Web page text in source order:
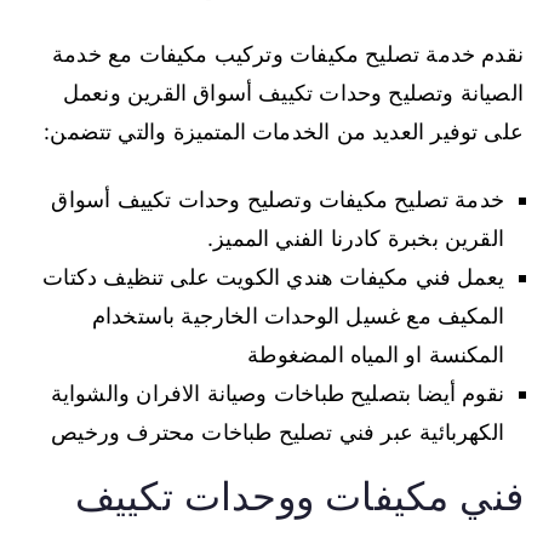
نقدم خدمة تصليح مكيفات وتركيب مكيفات مع خدمة
الصيانة وتصليح وحدات تكييف أسواق القرين ونعمل
على توفير العديد من الخدمات المتميزة والتي تتضمن:
خدمة تصليح مكيفات وتصليح وحدات تكييف أسواق
القرين بخبرة كادرنا الفني المميز.
يعمل فني مكيفات هندي الكويت على تنظيف دكتات
المكيف مع غسيل الوحدات الخارجية باستخدام
المكنسة او المياه المضغوطة
نقوم أيضا بتصليح طباخات وصيانة الافران والشواية
الكهربائية عبر فني تصليح طباخات محترف ورخيص
فني مكيفات ووحدات تكييف